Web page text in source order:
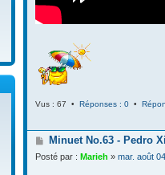
Vus : 67 • Réponses : 0 •
M
s
Minuet No.63 - Pedro
Posté par : Marieh » mar. août